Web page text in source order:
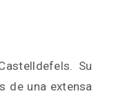
Su
de una extensa